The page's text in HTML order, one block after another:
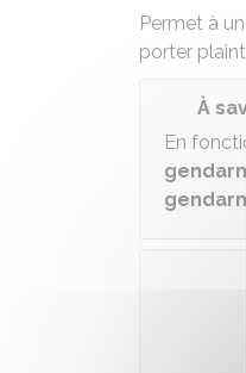
Permet à
porter
À
En